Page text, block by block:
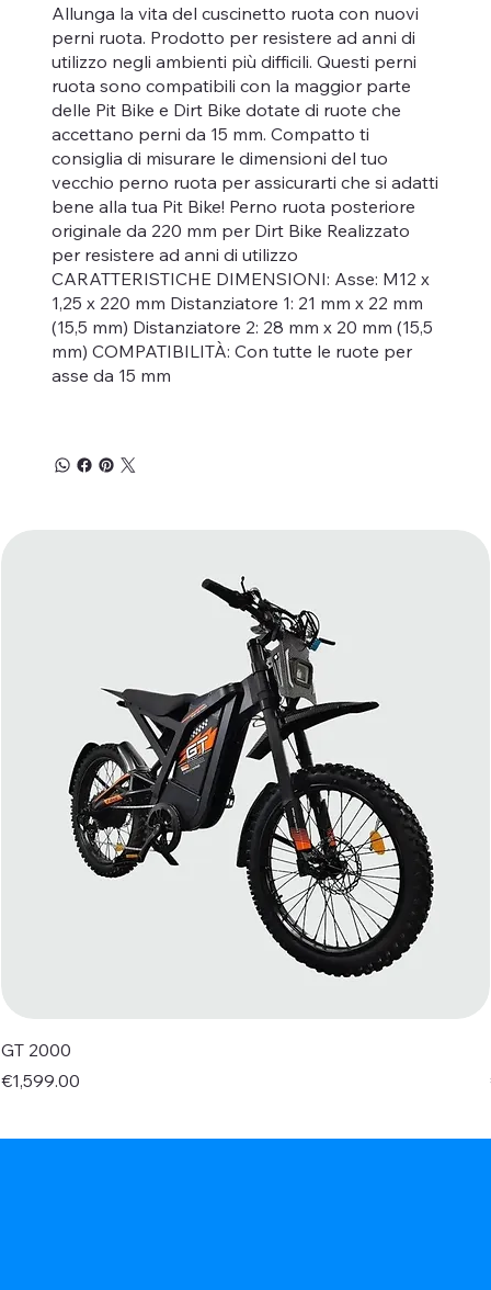
Allunga la vita del cuscinetto ruota con nuovi
perni ruota. Prodotto per resistere ad anni di
utilizzo negli ambienti più difficili. Questi perni
ruota sono compatibili con la maggior parte
delle Pit Bike e Dirt Bike dotate di ruote che
accettano perni da 15 mm. Compatto ti
consiglia di misurare le dimensioni del tuo
vecchio perno ruota per assicurarti che si adatti
bene alla tua Pit Bike! Perno ruota posteriore
originale da 220 mm per Dirt Bike Realizzato
per resistere ad anni di utilizzo
CARATTERISTICHE DIMENSIONI: Asse: M12 x
1,25 x 220 mm Distanziatore 1: 21 mm x 22 mm
(15,5 mm) Distanziatore 2: 28 mm x 20 mm (15,5
mm) COMPATIBILITÀ: Con tutte le ruote per
asse da 15 mm
GT 2000
Price
€1,599.00